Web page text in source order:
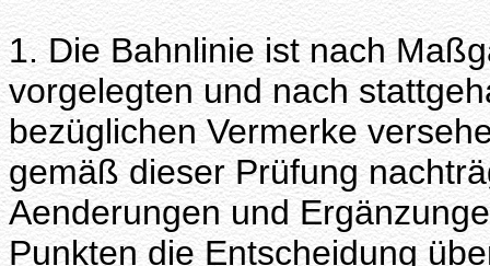
1. Die Bahnlinie ist nach
vorgelegten und nach
bezüglichen Vermerke
gemäß dieser Prüfung
Aenderungen und
Punkten die Entscheidung